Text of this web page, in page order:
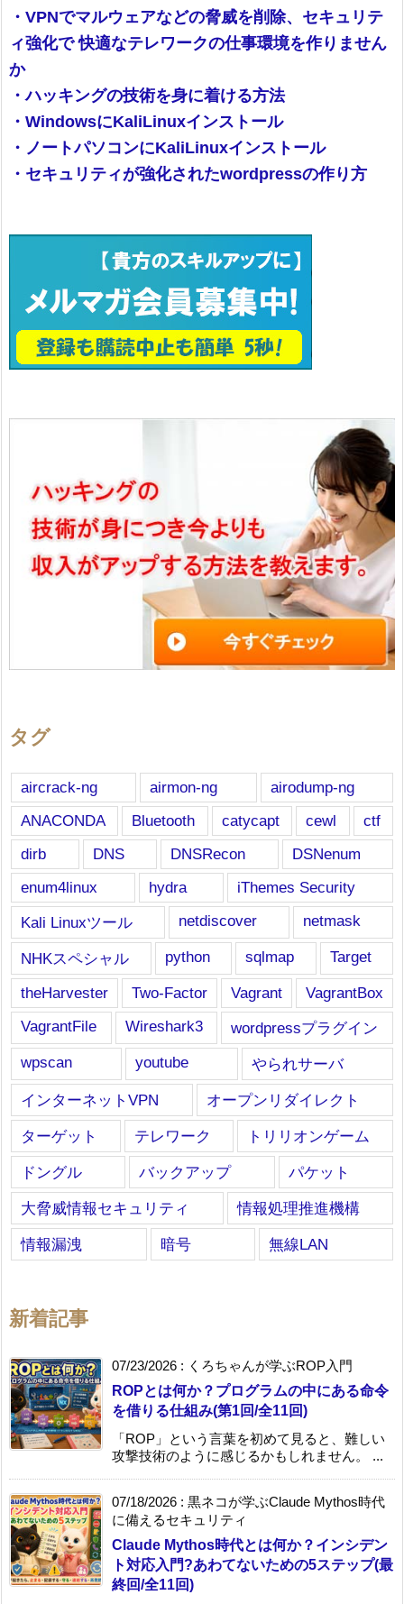
・VPNでマルウェアなどの脅威を削除、セキュリテ
ィ強化で 快適なテレワークの仕事環境を作りません
か
・ハッキングの技術を身に着ける方法
・WindowsにKaliLinuxインストール
・ノートパソコンにKaliLinuxインストール
・セキュリティが強化されたwordpressの作り方
タグ
aircrack-ng airmon-ng
airodump-ng
ANACONDA
Bluetooth catycapt cewl
ctf
dirb
DNS DNSRecon
DSNenum
enum4linux
hydra
iThemes Security
Kali Linuxツール
netdiscover netmask
NHKスペシャル python sqlmap
Target
theHarvester
Two-Factor Vagrant
VagrantBox
VagrantFile
Wireshark3
wordpressプラグイン
wpscan
youtube
やられサーバ
インターネットVPN
オープンリダイレクト
ターゲット
テレワーク
トリリオンゲーム
ドングル
バックアップ
パケット
大脅威情報セキュリティ
情報処理推進機構
情報漏洩
暗号 無線LAN
新着記事
07/23/2026 : くろちゃんが学ぶROP入門
ROPとは何か？プログラムの中にある命令
を借りる仕組み(第1回/全11回)
「ROP」という言葉を初めて見ると、難しい
攻撃技術のように感じるかもしれません。 ...
07/18/2026 : 黒ネコが学ぶClaude Mythos時代
に備えるセキュリティ
Claude Mythos時代とは何か？インシデン
ト対応入門?あわてないための5ステップ(最
終回/全11回)